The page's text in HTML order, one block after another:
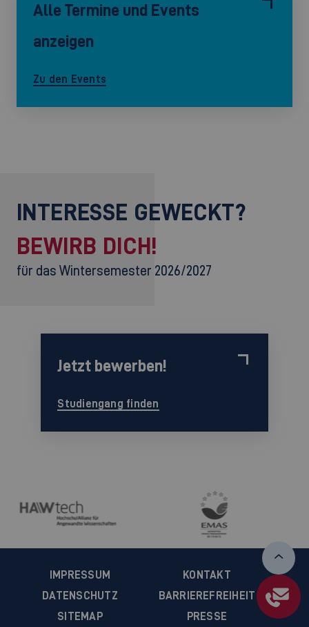
Alle Termine und Events
anzeigen
Zu den Events
INTERESSE GEWECKT?
BEWIRB DICH!
für das Wintersemester 2026/2027
Jetzt bewerben!
Studiengang finden
IMPRESSUM
KONTAKT
DATENSCHUTZ
BARRIEREFREIHEIT
SITEMAP
PRESSE